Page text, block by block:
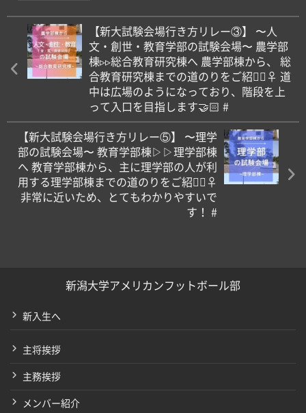
【新大試験会場行き方リレー③】 〜人
文・創世・教育学部の試験会場〜 農学部
棟▹️▹総合教育研究棟へ 農学部棟から、 総
合教育研究棟までの道のりをご紹介🏻‍♀️ 道
中は広場のようになっており、階段を上
って入口を目指します🤝🏻 #
【新大試験会場行き方リレー⑤】 〜理学
部の試験会場〜 教育学部棟▷️▷理学部棟
へ 教育学部棟から、主に理学部の人が利
用する理学部棟までの道のりをご紹介🏻‍♀️
非常に近いため、とてもわかりやすいで
す！ #
新潟大学アメリカンフットボール部
新入生へ
主将挨拶
主務挨拶
メンバー紹介